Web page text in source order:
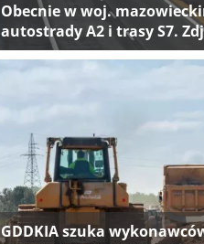
Obecnie w woj.
autostrady A2 i trasy S7.
GDDKIA szuka